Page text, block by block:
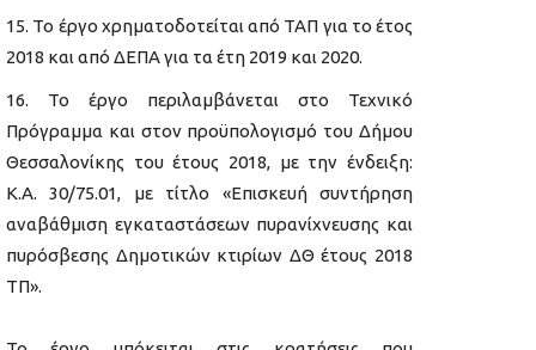
Το έργο χρηματοδοτείται από ΤΑΠ για το έτος
2018 και από ΔΕΠΑ για τα έτη 2019 και 2020.
Το έργο περιλαμβάνεται στο Τεχνικό
Πρόγραμμα και στον προϋπολογισμό του Δήμου
Θεσσαλονίκης του έτους 2018, με την ένδειξη:
Κ.Α. 30/75.01, με τίτλο «Επισκευή συντήρηση
αναβάθμιση εγκαταστάσεων πυρανίχνευσης και
πυρόσβεσης Δημοτικών κτιρίων ΔΘ έτους 2018
ΤΠ».